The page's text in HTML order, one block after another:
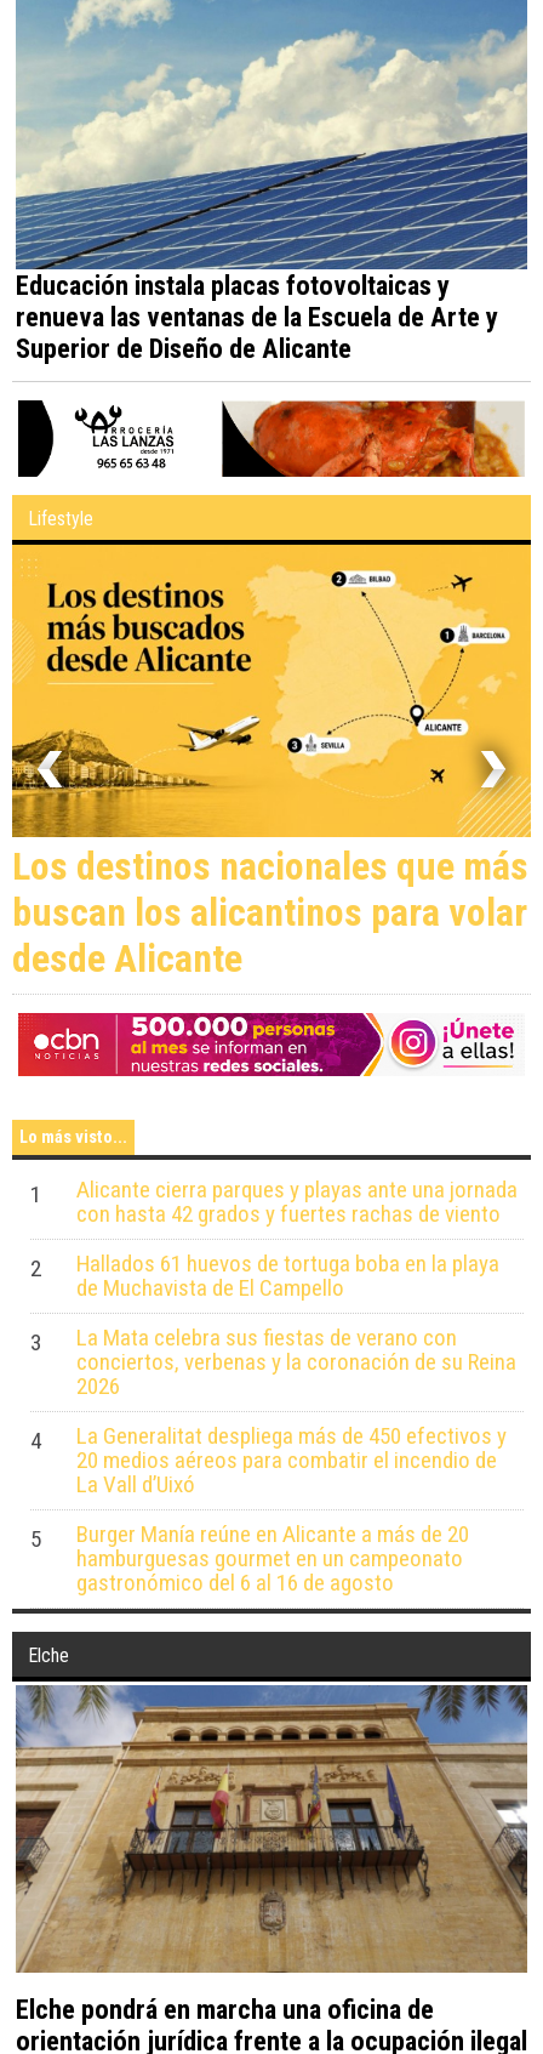
Educación instala placas fotovoltaicas y
renueva las ventanas de la Escuela de Arte y
Superior de Diseño de Alicante
Lifestyle
Los destinos nacionales que más
buscan los alicantinos para volar
desde Alicante
Lo más visto...
1
Alicante cierra parques y playas ante una jornada
con hasta 42 grados y fuertes rachas de viento
2
Hallados 61 huevos de tortuga boba en la playa
de Muchavista de El Campello
3
La Mata celebra sus fiestas de verano con
conciertos, verbenas y la coronación de su Reina
2026
4
La Generalitat despliega más de 450 efectivos y
20 medios aéreos para combatir el incendio de
La Vall d’Uixó
5
Burger Manía reúne en Alicante a más de 20
hamburguesas gourmet en un campeonato
gastronómico del 6 al 16 de agosto
Elche
Elche pondrá en marcha una oficina de
orientación jurídica frente a la ocupación ilegal